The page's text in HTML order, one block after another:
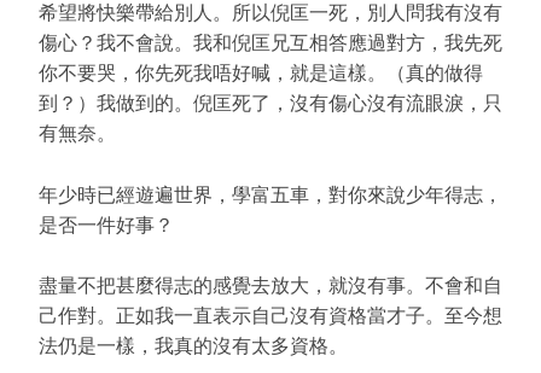
希望將快樂帶給別人。所以倪匡一死，別人問我有沒有
傷心？我不會說。我和倪匡兄互相答應過對方，我先死
你不要哭，你先死我唔好喊，就是這樣。（真的做得
到？）我做到的。倪匡死了，沒有傷心沒有流眼淚，只
有無奈。
年少時已經遊遍世界，學富五車，對你來說少年得志，
是否一件好事？
盡量不把甚麼得志的感覺去放大，就沒有事。不會和自
己作對。正如我一直表示自己沒有資格當才子。至今想
法仍是一樣，我真的沒有太多資格。